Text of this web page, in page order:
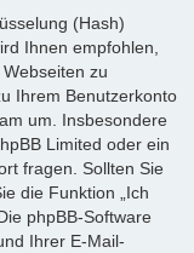
(Hash)
Ihnen empfohlen,
zu
Ihrem Benutzerkonto
um. Insbesondere
Limited oder ein
fragen. Sollten Sie
die Funktion „Ich
phpBB-Software
Ihrer E-Mail-